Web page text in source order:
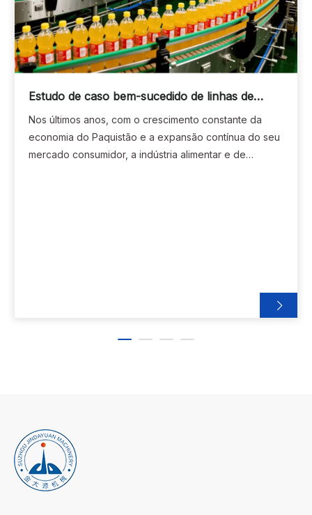
Estudo de caso bem-sucedido de linhas de
produção de máquinas de enchimento no
Paquistão: capacitando empresas locais de
bebidas para alcançar uma produção eficiente
Nos últimos anos, com o crescimento constante da
economia do Paquistão e a expansão contínua do seu
mercado consumidor, a indústria alimentar e de